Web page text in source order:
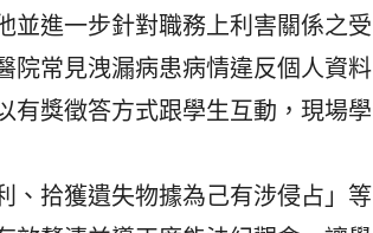
並進一步針對職務上利害關係之受
院常見洩漏病患病情違反個人資料
有獎徵答方式跟學生互動，現場學
拾獲遺失物據為己有涉侵占」等